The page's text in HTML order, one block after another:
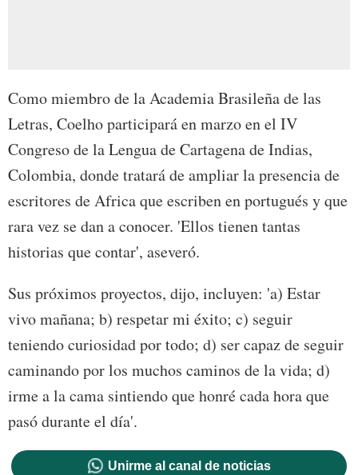
Como miembro de la Academia Brasileña de las
Letras, Coelho participará en marzo en el IV
Congreso de la Lengua de Cartagena de Indias,
Colombia, donde tratará de ampliar la presencia de
escritores de Africa que escriben en portugués y que
rara vez se dan a conocer. 'Ellos tienen tantas
historias que contar', aseveró.
Sus próximos proyectos, dijo, incluyen: 'a) Estar
vivo mañana; b) respetar mi éxito; c) seguir
teniendo curiosidad por todo; d) ser capaz de seguir
caminando por los muchos caminos de la vida; d)
irme a la cama sintiendo que honré cada hora que
pasó durante el día'.
Unirme al canal de noticias